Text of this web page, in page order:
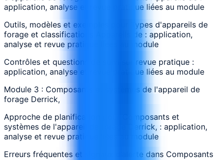
application, analyse et revue pratique liées au module
Outils, modèles et exemples pour Types d'appareils de
forage et classifications Appareils de : application,
analyse et revue pratique liées au module
Contrôles et questions de suivi sur revue pratique :
application, analyse et revue pratique liées au module
Module 3 : Composants et systèmes de l'appareil de
forage Derrick,
Approche de planification pour Composants et
systèmes de l'appareil de forage Derrick, : application,
analyse et revue pratique liées au module
Erreurs fréquentes et signaux d’alerte dans Composants